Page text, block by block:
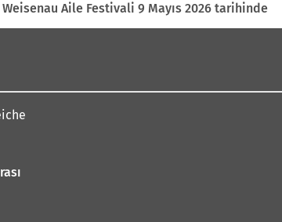
Weisenau Aile Festivali 9 Mayıs 2026 tarihinde